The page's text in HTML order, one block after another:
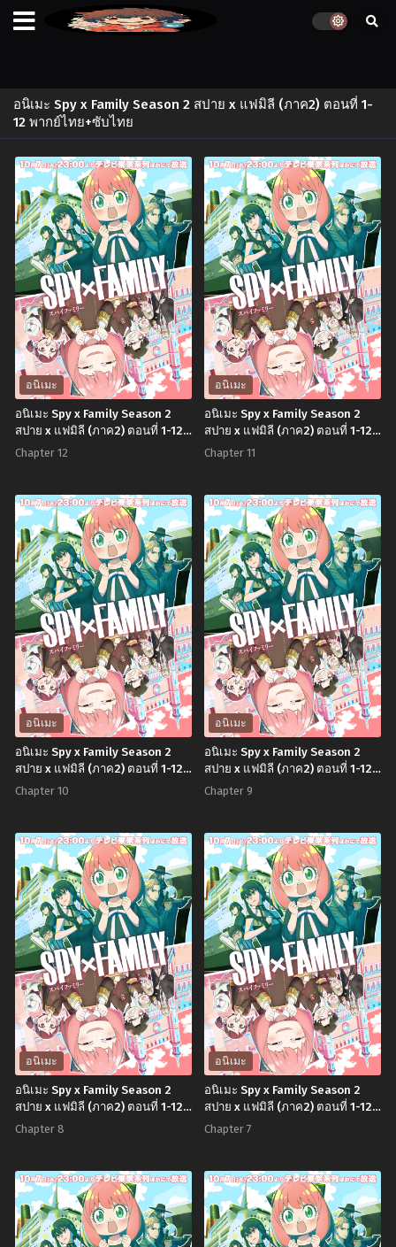
อนิเมะ Spy x Family Season 2 สปาย x แฟมิลี (ภาค2) ตอนที่ 1-
12 พากย์ไทย+ซับไทย
อนิเมะ
อนิเมะ Spy x Family Season 2
สปาย x แฟมิลี (ภาค2) ตอนที่ 1-12
พากย์ไทย+ซับไทย
Chapter 12
อนิเมะ
อนิเมะ Spy x Family Season 2
สปาย x แฟมิลี (ภาค2) ตอนที่ 1-12
พากย์ไทย+ซับไทย
Chapter 11
อนิเมะ
อนิเมะ Spy x Family Season 2
สปาย x แฟมิลี (ภาค2) ตอนที่ 1-12
พากย์ไทย+ซับไทย
Chapter 10
อนิเมะ
อนิเมะ Spy x Family Season 2
สปาย x แฟมิลี (ภาค2) ตอนที่ 1-12
พากย์ไทย+ซับไทย
Chapter 9
อนิเมะ
อนิเมะ Spy x Family Season 2
สปาย x แฟมิลี (ภาค2) ตอนที่ 1-12
พากย์ไทย+ซับไทย
Chapter 8
อนิเมะ
อนิเมะ Spy x Family Season 2
สปาย x แฟมิลี (ภาค2) ตอนที่ 1-12
พากย์ไทย+ซับไทย
Chapter 7